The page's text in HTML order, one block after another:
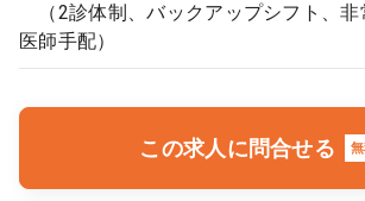
（2診体制、バックアップシフト、非
医師手配）
この求人に問合せる